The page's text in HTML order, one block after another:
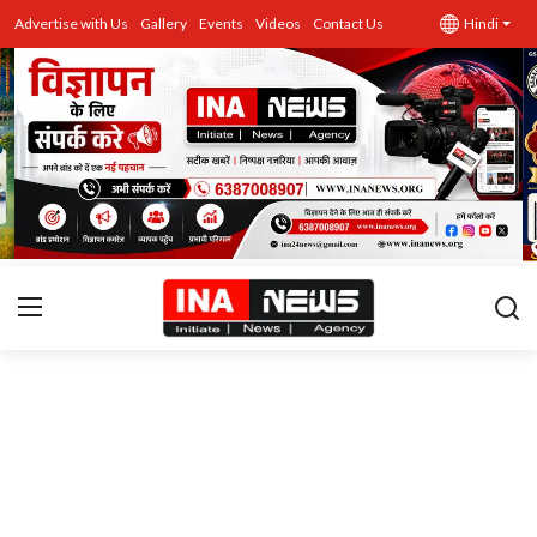
Advertise with Us Gallery Events Videos Contact Us Hindi
उत्तर प्रदेश
Advertise with Us
Events
राज्य